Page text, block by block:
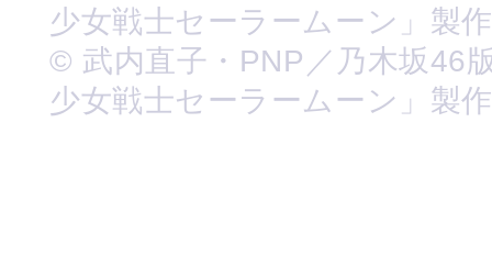
少女戦士セーラームーン」製
© 武内直子・PNP／乃木坂46
少女戦士セーラームーン」製